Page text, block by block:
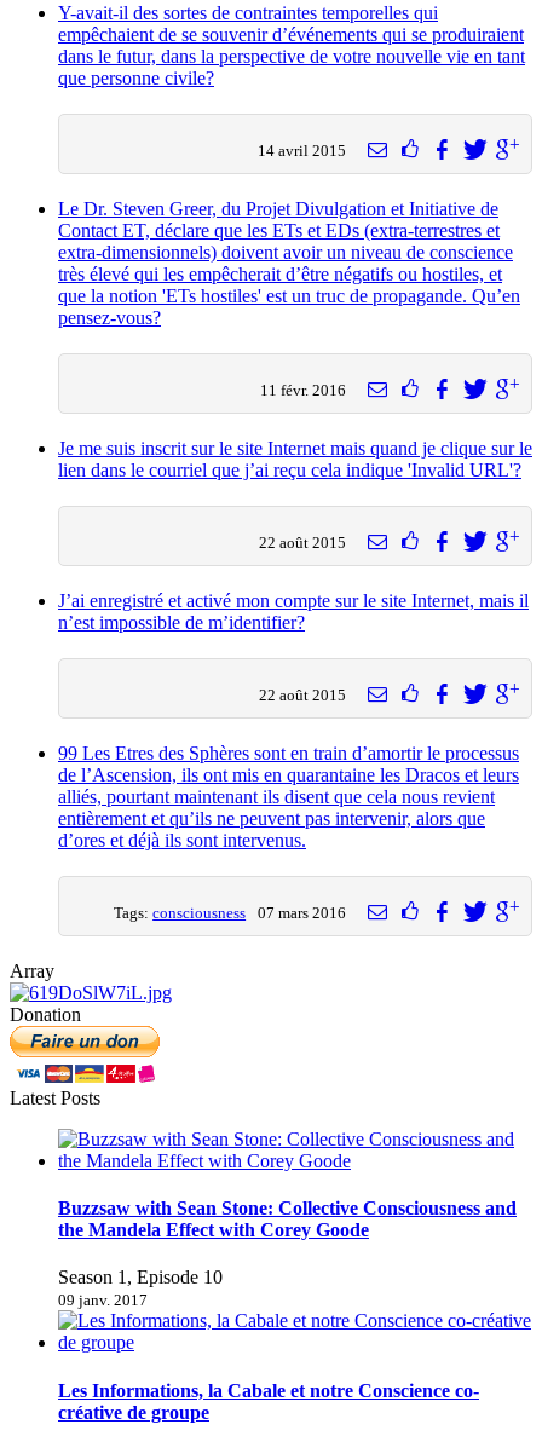
Y-avait-il des sortes de contraintes temporelles qui
empêchaient de se souvenir d’événements qui se produiraient
dans le futur, dans la perspective de votre nouvelle vie en tant
que personne civile?
14 avril 2015
Le Dr. Steven Greer, du Projet Divulgation et Initiative de
Contact ET, déclare que les ETs et EDs (extra-terrestres et
extra-dimensionnels) doivent avoir un niveau de conscience
très élevé qui les empêcherait d’être négatifs ou hostiles, et
que la notion 'ETs hostiles' est un truc de propagande. Qu’en
pensez-vous?
11 févr. 2016
Je me suis inscrit sur le site Internet mais quand je clique sur le
lien dans le courriel que j’ai reçu cela indique 'Invalid URL'?
22 août 2015
J’ai enregistré et activé mon compte sur le site Internet, mais il
n’est impossible de m’identifier?
22 août 2015
99 Les Etres des Sphères sont en train d’amortir le processus
de l’Ascension, ils ont mis en quarantaine les Dracos et leurs
alliés, pourtant maintenant ils disent que cela nous revient
entièrement et qu’ils ne peuvent pas intervenir, alors que
d’ores et déjà ils sont intervenus.
Tags:consciousness 07 mars 2016
Array
Donation
Latest Posts
Buzzsaw with Sean Stone: Collective Consciousness and
the Mandela Effect with Corey Goode
Season 1, Episode 10
09 janv. 2017
Les Informations, la Cabale et notre Conscience co-
créative de groupe